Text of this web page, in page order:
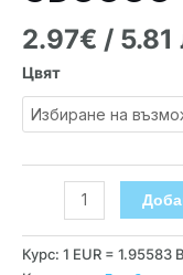
2.97€ / 5.81
Цвят
Курс: 1 EUR = 1.95583